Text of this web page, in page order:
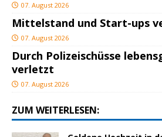
07. August 2026
Mittelstand und Start-ups
07. August 2026
Durch Polizeischüsse
verletzt
07. August 2026
ZUM WEITERLESEN: